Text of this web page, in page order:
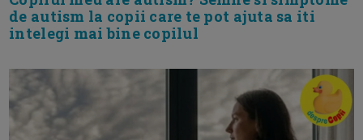
de autism la copii care te pot ajuta sa iti
intelegi mai bine copilul